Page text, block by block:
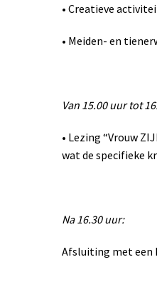
• Creatieve
• Meiden- en
Van 15.00 uur tot
• Lezing “Vrouw
wat de specifieke
Na 16.30 uur:
Afsluiting met een